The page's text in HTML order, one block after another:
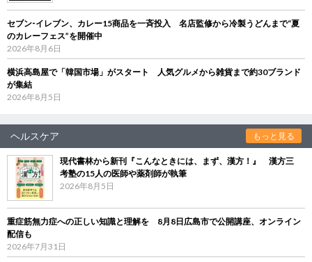
セブン‐イレブン、カレー15商品を一斉投入 名店監修から冷製うどんまで“夏
のカレーフェス”を開催中
2026年8月6日
横浜高島屋で「韓国市場」がスタート 人気グルメから雑貨まで約30ブランド
が集結
2026年8月5日
ヘルスケア もっと見る
現代書林から新刊『こんなときには、まず、漢方！』 漢方三
考塾の15人の医師や薬剤師が執筆
2026年8月5日
重症筋無力症への正しい知識と理解を 8月8日広島市で公開講座、オンライン
配信も
2026年7月31日